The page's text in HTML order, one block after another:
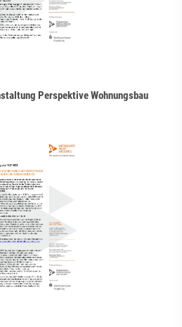
Perspektive Wohnungsbau